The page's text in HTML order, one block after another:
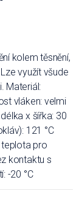
kolem těsnění,
využít všude
Materiál:
vláken: velmi
x šířka: 30
121 °C
teplota pro
kontaktu s
-20 °C